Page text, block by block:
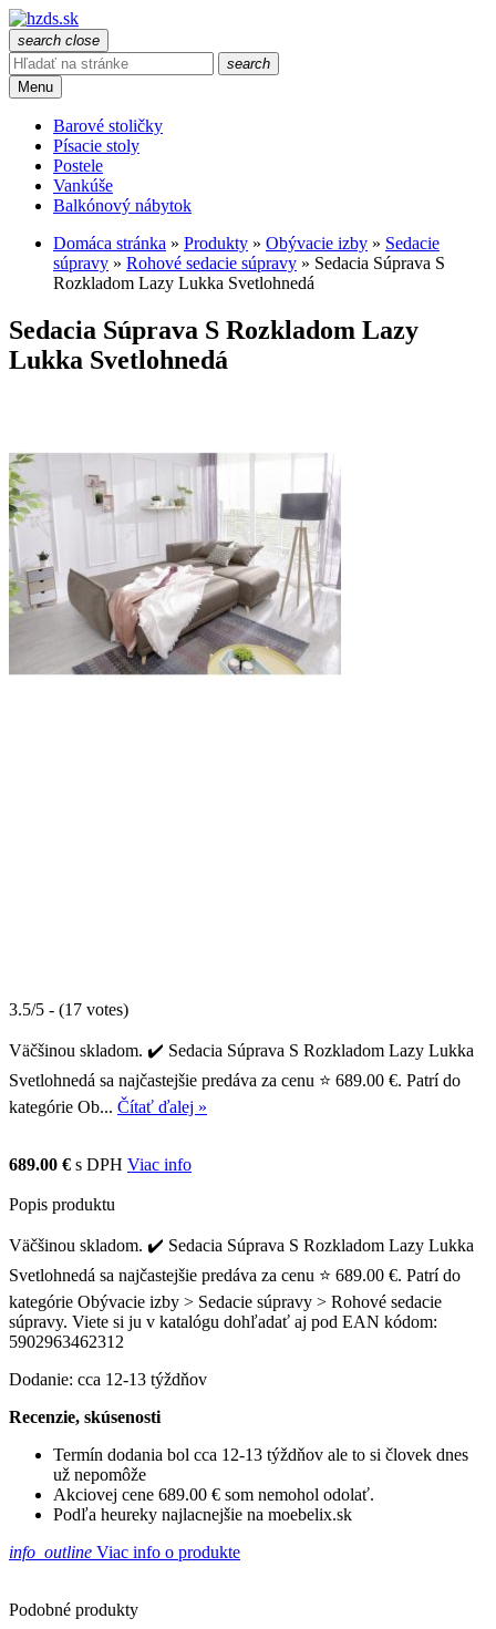
search close
search
Menu
Barové stoličky
Písacie stoly
Postele
Vankúše
Balkónový nábytok
Domáca stránka » Produkty » Obývacie izby » Sedacie
súpravy » Rohové sedacie súpravy » Sedacia Súprava S
Rozkladom Lazy Lukka Svetlohnedá
Sedacia Súprava S Rozkladom Lazy
Lukka Svetlohnedá
3.5/5 - (17 votes)
Väčšinou skladom. ✔️ Sedacia Súprava S Rozkladom Lazy Lukka
Svetlohnedá sa najčastejšie predáva za cenu ⭐ 689.00 €. Patrí do
kategórie Ob... Čítať ďalej »
689.00 € s DPH Viac info
Popis produktu
Väčšinou skladom. ✔️ Sedacia Súprava S Rozkladom Lazy Lukka
Svetlohnedá sa najčastejšie predáva za cenu ⭐ 689.00 €. Patrí do
kategórie Obývacie izby > Sedacie súpravy > Rohové sedacie
súpravy. Viete si ju v katalógu dohľadať aj pod EAN kódom:
5902963462312
Dodanie: cca 12-13 týždňov
Recenzie, skúsenosti
Termín dodania bol cca 12-13 týždňov ale to si človek dnes
už nepomôže
Akciovej cene 689.00 € som nemohol odolať.
Podľa heureky najlacnejšie na moebelix.sk
info_outline Viac info o produkte
Podobné produkty